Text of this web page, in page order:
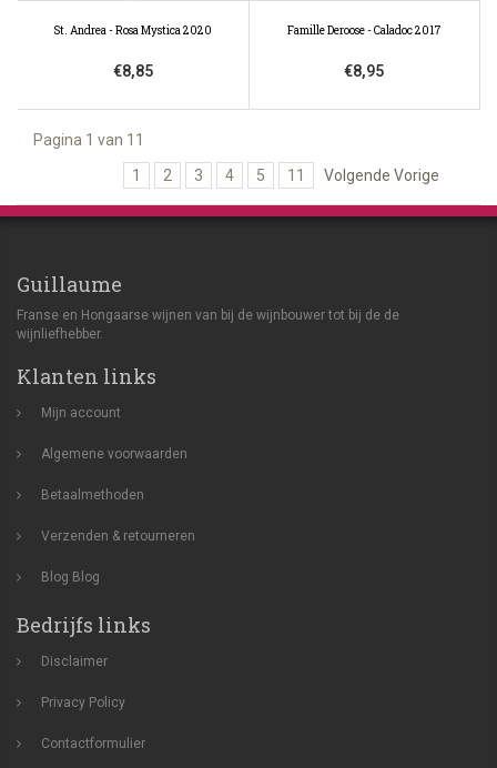
St. Andrea - Rosa Mystica 2020
€8,85
Famille Deroose - Caladoc 2017
€8,95
Pagina 1 van 11
1
2 3 4 5 11 Volgende Vorige
Guillaume
Franse en Hongaarse wijnen van bij de wijnbouwer tot bij de de
wijnliefhebber.
Klanten links
Mijn account
Algemene voorwaarden
Betaalmethoden
Verzenden & retourneren
Blog Blog
Bedrijfs links
Disclaimer
Privacy Policy
Contactformulier